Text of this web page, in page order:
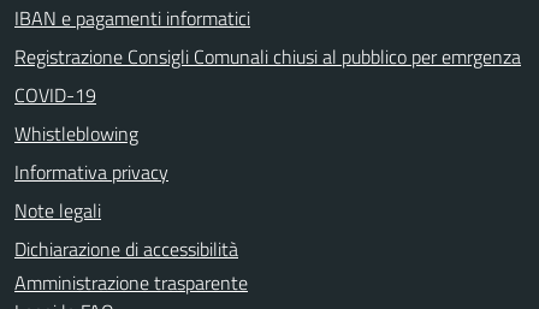
IBAN e pagamenti informatici
Registrazione Consigli Comunali chiusi al pubblico per emrgenza
COVID-19
Whistleblowing
Informativa privacy
Note legali
Dichiarazione di accessibilità
Amministrazione trasparente